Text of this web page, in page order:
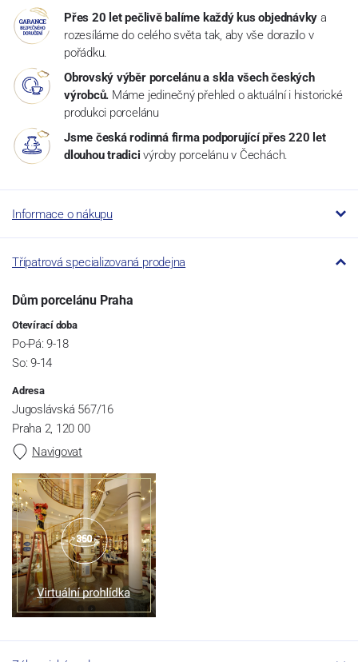
Přes 20 let pečlivě balíme každý kus objednávky a
rozesíláme do celého světa tak, aby vše dorazilo v
pořádku.
Obrovský výběr porcelánu a skla všech českých
výrobců. Máme jedinečný přehled o aktuální i historické
produkci porcelánu
Jsme česká rodinná firma podporující přes 220 let
dlouhou tradici výroby porcelánu v Čechách.
Informace o nákupu
Třípatrová specializovaná prodejna
Dům porcelánu Praha
Otevírací doba
Po-Pá: 9-18
So: 9-14
Adresa
Jugoslávská 567/16
Praha 2, 120 00
Navigovat